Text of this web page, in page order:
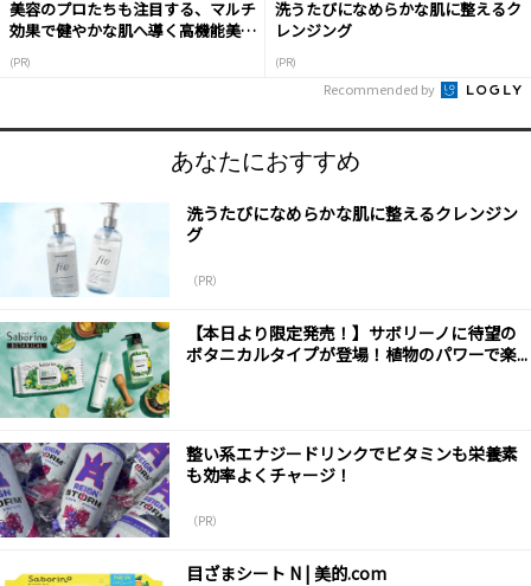
美容のプロたちも注目する、マルチ
効果で健やかな肌へ導く高機能美容
(PR)
洗うたびになめらかな肌に整えるク
レンジング
(PR)
Recommended by
あなたにおすすめ
洗うたびになめらかな肌に整えるクレンジン
グ
（PR）
【本日より限定発売！】サボリーノに待望の
ボタニカルタイプが登場！植物のパワーで楽...
整い系エナジードリンクでビタミンも栄養素
も効率よくチャージ！
（PR）
目ざまシート N | 美的.com